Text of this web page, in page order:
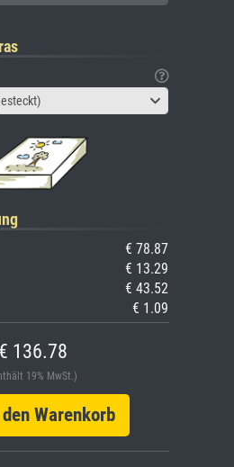
€ 78.87
€ 13.29
€ 43.52
€ 1.09
€ 136.78
19% MwSt.)
Warenkorb